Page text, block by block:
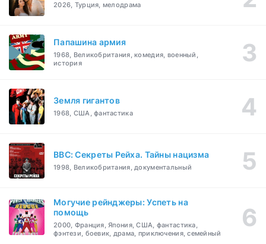
2026, Турция, мелодрама
Папашина армия
1968, Великобритания, комедия, военный,
история
Земля гигантов
1968, США, фантастика
BBC: Секреты Рейха. Тайны нацизма
1998, Великобритания, документальный
Могучие рейнджеры: Успеть на
помощь
2000, Франция, Япония, США, фантастика,
фэнтези, боевик, драма, приключения, семейный